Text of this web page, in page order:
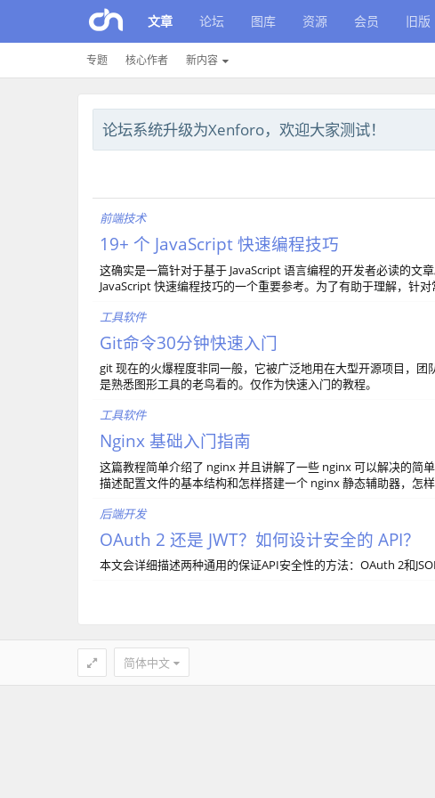
文章
专题 核心作者 新内容
论坛 图库 资源 会员 旧版
论坛系统升级为Xenforo，欢迎大家测试！
前端技术
19+ 个 JavaScript 快速编程技巧
这确实是一篇针对于基于 JavaScript 语言编程的开发者必读的文
JavaScript 快速编程技巧的一个重要参考。为了有助于理解，针
工具软件
Git命令30分钟快速入门
git 现在的火爆程度非同一般，它被广泛地用在大型开源项目，
是熟悉图形工具的老鸟看的。仅作为快速入门的教程。
工具软件
Nginx 基础入门指南
这篇教程简单介绍了 nginx 并且讲解了一些 nginx 可以解决的简
描述配置文件的基本结构和怎样搭建一个 nginx 静态辅助器，怎
后端开发
OAuth 2 还是 JWT？如何设计安全的 API？
本文会详细描述两种通用的保证API安全性的方法：OAuth 2和
简体中文